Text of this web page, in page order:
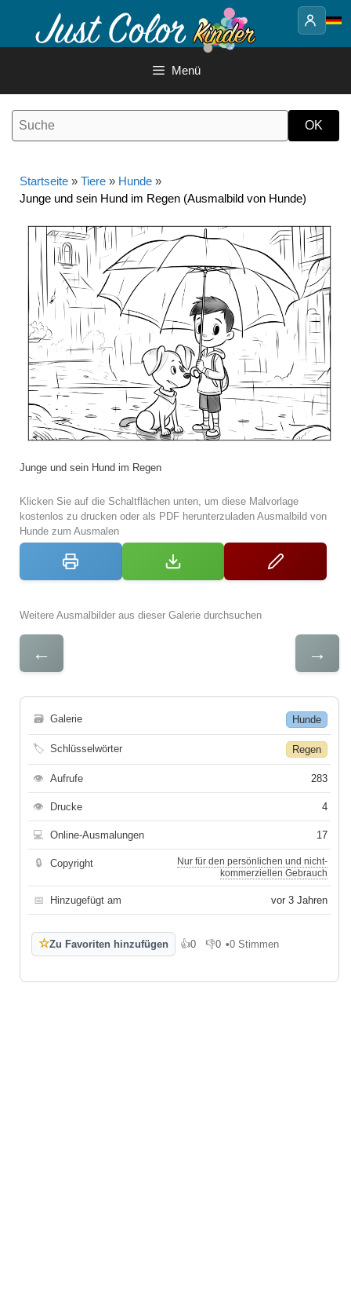
Inhalt
Menü
Startseite » Tiere » Hunde »
Junge und sein Hund im Regen (Ausmalbild von Hunde)
Junge und sein Hund im Regen
Klicken Sie auf die Schaltflächen unten, um diese Malvorlage
kostenlos zu drucken oder als PDF herunterzuladen Ausmalbild von
Hunde zum Ausmalen
Weitere Ausmalbilder aus dieser Galerie durchsuchen
← →
🗃 Galerie Hunde
🏷 Schlüsselwörter Regen
👁 Aufrufe 283
👁 Drucke 4
💻 Online-Ausmalungen 17
🔒 Copyright
Nur für den persönlichen und nicht-
kommerziellen Gebrauch
📅 Hinzugefügt am vor 3 Jahren
☆Zu Favoriten hinzufügen 👍0
Gefällt mir
👎0
Gefällt mir nicht
•0 Stimmen